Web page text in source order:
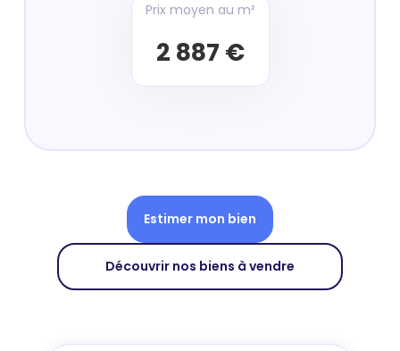
Prix moyen au m²
2 887 €
Estimer mon bien
Découvrir nos biens à vendre